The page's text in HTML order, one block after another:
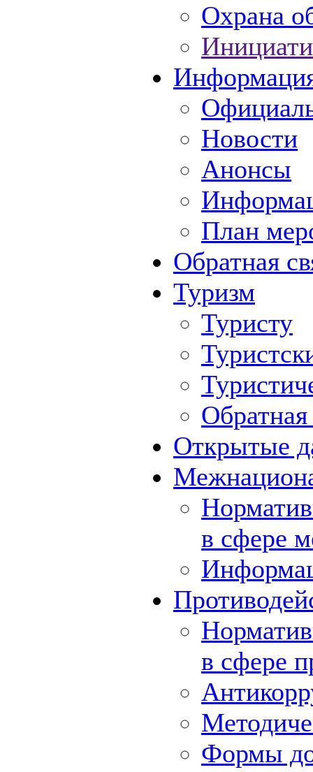
Охрана
Новости
Анонсы
План
Обратная
Туризм
Туристу
Обратная
Открытые
в сфере
в сфере
Формы